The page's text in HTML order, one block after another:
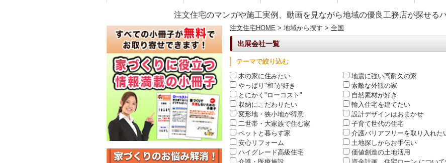
注文住宅のマンガや施工実例、動画を見ながら地域の優良工務店が探せる
注文住宅HOME > 地域から捜す > 全国
出展会社一覧
テーマで絞り込む
木の家に住みたい
地震に強い高耐久の家
やっぱり"和"が好き
素敵な外観の家
とにかく"ローコスト"
自然素材が好き
収納にこだわりたい
輸入住宅を建てたい
変形地・狭小地が得意
設計デザインはおまかせ
二世帯・大家族で住む家
子育て世代の住宅
ペットと暮らす家
介護バリアフリーを取り入れた
安心リフォーム
土地探しからお手伝い
ハイグレード高級住宅
価値創造の土地活用